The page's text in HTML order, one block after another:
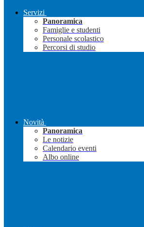
Servizi
Panoramica
Famiglie e studenti
Personale scolastico
Percorsi di studio
Novità
Panoramica
Le notizie
Calendario eventi
Albo online